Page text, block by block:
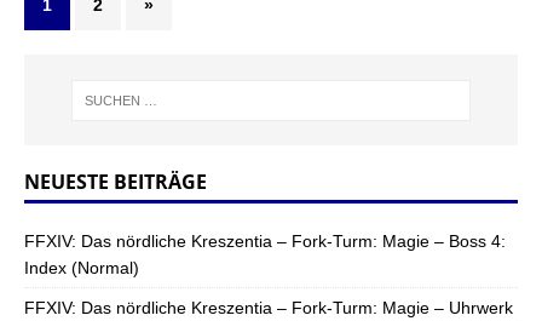
1 2 »
NEUESTE BEITRÄGE
FFXIV: Das nördliche Kreszentia – Fork-Turm: Magie – Boss 4:
Index (Normal)
FFXIV: Das nördliche Kreszentia – Fork-Turm: Magie – Uhrwerk